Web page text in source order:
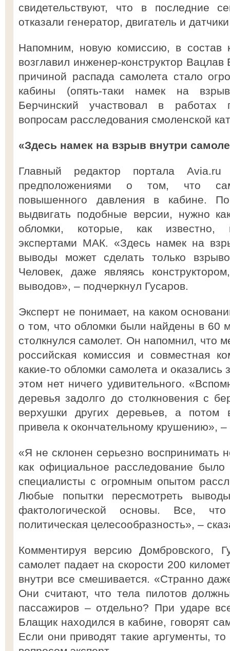
свидетельствуют, что в последние
отказали генератор, двигатель и
Напомним, новую комиссию, в состав
возглавил инженер-конструктор
причиной распада самолета стало
кабины (опять-таки намек на
Берчинский участвовал в работах
вопросам расследования смоленской
«Здесь намек на взрыв внутри
Главный редактор портала
предположениями о том, что
повышенного давления в кабине.
выдвигать подобные версии, нужно
обломки, которые, как известно,
экспертами МАК. «Здесь намек на
выводы может сделать только
Человек, даже являясь
выводов», – подчеркнул Гусаров.
Эксперт не понимает, на каком
о том, что обломки были найдены в 60
столкнулся самолет. Он напомнил, что
российская комиссия и совместная
какие-то обломки самолета и оказались
этом нет ничего удивительного.
деревья задолго до столкновения с
верхушки других деревьев, а
привела к окончательному крушению», –
«Я не склонен серьезно воспринимать
как официальное расследование
специалисты с огромным опытом
Любые попытки пересмотреть
фактологической основы. Все,
политическая целесообразность», –
Комментируя версию Домбровского,
самолет падает на скорости 200
внутри все смешивается. «Странно
Они считают, что тела пилотов
пассажиров – отдельно? При ударе
Блащик находился в кабине, говорят
Если они приводят такие аргументы,